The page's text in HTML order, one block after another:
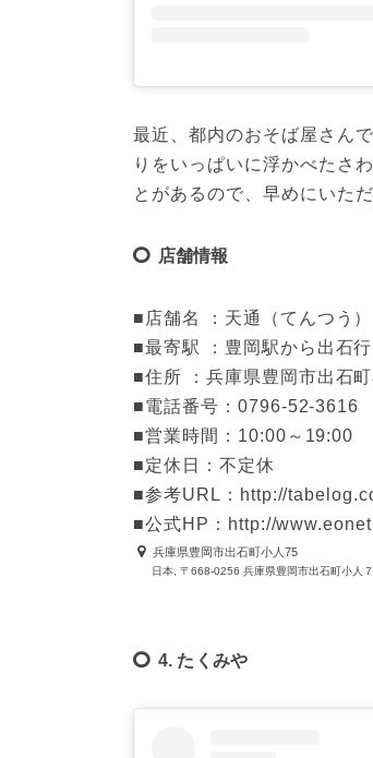
最近、都内のおそば屋さん
りをいっぱいに浮かべたさ
とがあるので、早めにいた
店舗情報
■店舗名 ：天通（てんつう）
■最寄駅 ：豊岡駅から出石
■住所 ：兵庫県豊岡市出石
■電話番号：0796-52-3616
■営業時間：10:00～19:00
■定休日：不定休
■参考URL：http://
■公式HP：http://
兵庫県豊岡市出石町小人75
日本, 〒668-0256 兵庫県豊岡市出石町小人
4. たくみや